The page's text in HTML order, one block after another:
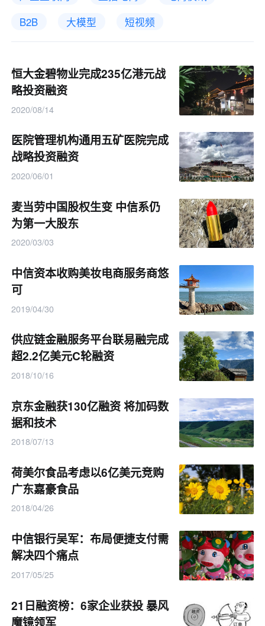
B2B
大模型 短视频
恒大金碧物业完成235亿港元战
略投资融资
2020/08/14
医院管理机构通用五矿医院完成
战略投资融资
2020/06/01
麦当劳中国股权生变 中信系仍
为第一大股东
2020/03/03
中信资本收购美妆电商服务商悠
可
2019/04/30
供应链金融服务平台联易融完成
超2.2亿美元C轮融资
2018/10/16
京东金融获130亿融资 将加码数
据和技术
2018/07/13
荷美尔食品考虑以6亿美元竞购
广东嘉豪食品
2018/04/26
中信银行吴军：布局便捷支付需
解决四个痛点
2017/05/25
21日融资榜：6家企业获投 暴风
魔镜领军